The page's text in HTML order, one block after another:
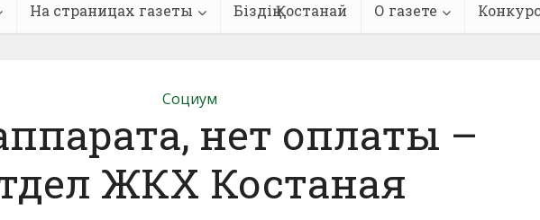
На страницах газеты Біздің Қостанай О газете
Социум
нет оплаты –
ЖКХ Костаная